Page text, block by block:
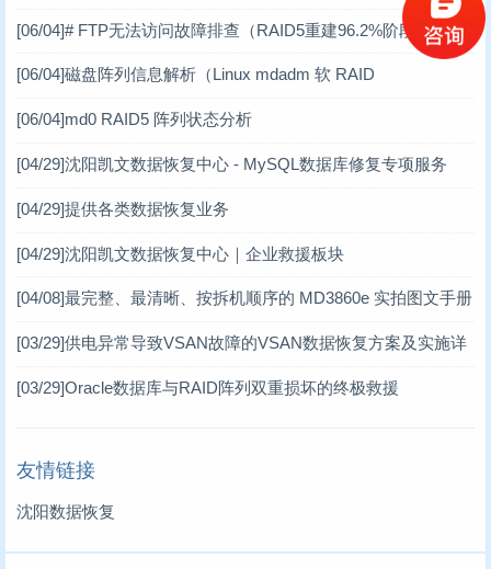
DV数据恢复案例(1)
虚拟机数据恢复案例(2)
小型机数据恢复(1)
台式机数据恢复案例(14)
笔记本数据恢复案例(3)
[06/04]# FTP无法访问故障排查（RAID5重建96.2%阶段）
[06/04]磁盘阵列信息解析（Linux mdadm 软 RAID
[06/04]md0 RAID5 阵列状态分析
[04/29]沈阳凯文数据恢复中心 - MySQL数据库修复专项服务
[04/29]提供各类数据恢复业务
[04/29]沈阳凯文数据恢复中心｜企业救援板块
[04/08]最完整、最清晰、按拆机顺序的 MD3860e 实拍图文手册
MD3860e / MD3060e
[03/29]供电异常导致VSAN故障的VSAN数据恢复方案及实施详
情 一、VSAN分布式存储架构简介
[03/29]Oracle数据库与RAID阵列双重损坏的终极救援
友情链接
沈阳数据恢复